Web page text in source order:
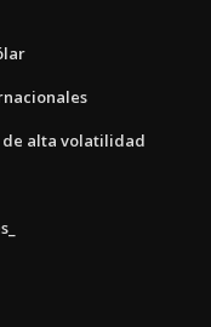
de alta volatilidad